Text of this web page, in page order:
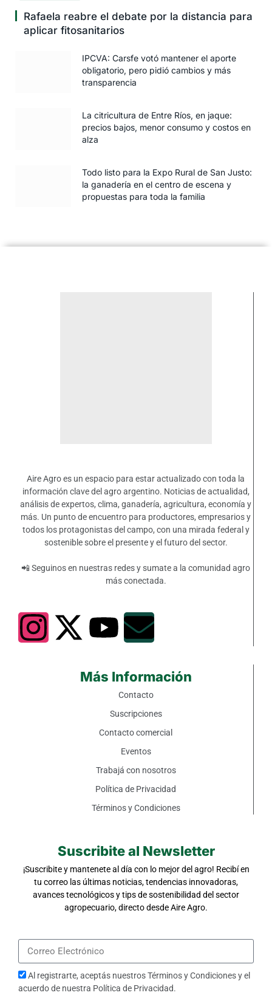
Rafaela reabre el debate por la distancia para
aplicar fitosanitarios
IPCVA: Carsfe votó mantener el aporte
obligatorio, pero pidió cambios y más
transparencia
La citricultura de Entre Ríos, en jaque:
precios bajos, menor consumo y costos en
alza
Todo listo para la Expo Rural de San Justo:
la ganadería en el centro de escena y
propuestas para toda la familia
Aire Agro es un espacio para estar actualizado con toda la
información clave del agro argentino. Noticias de actualidad,
análisis de expertos, clima, ganadería, agricultura, economía y
más. Un punto de encuentro para productores, empresarios y
todos los protagonistas del campo, con una mirada federal y
sostenible sobre el presente y el futuro del sector.
📲 Seguinos en nuestras redes y sumate a la comunidad agro
más conectada.
Más Información
Contacto
Suscripciones
Contacto comercial
Eventos
Trabajá con nosotros
Política de Privacidad
Términos y Condiciones
Suscribite al Newsletter
¡Suscribite y mantenete al día con lo mejor del agro! Recibí en
tu correo las últimas noticias, tendencias innovadoras,
avances tecnológicos y tips de sostenibilidad del sector
agropecuario, directo desde Aire Agro.
Al registrarte, aceptás nuestrosTérminos y Condicionesy el
acuerdo de nuestra Política de Privacidad.